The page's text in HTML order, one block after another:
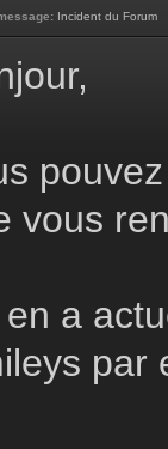
Incident du Forum
vous
en a
par